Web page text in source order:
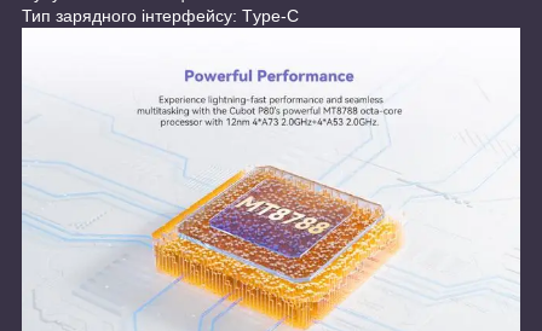
Тип зарядного інтерфейсу: Тype-C